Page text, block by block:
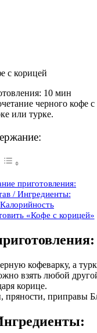
10 мин
черного
или турке.
приготовления:
/ Ингредиенты:
Калорийность
«Кофе с корицей»
кофеварку, а
взять любой
корице.
пряности, приправы